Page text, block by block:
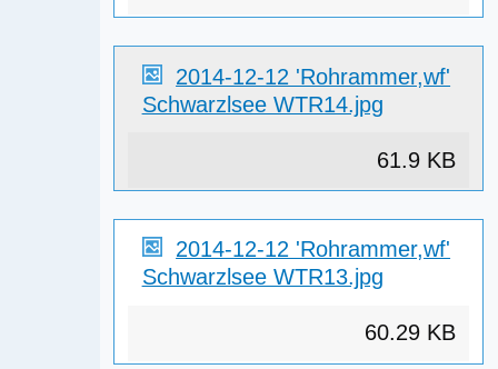
2014-12-12 'Rohrammer,wf'
Schwarzlsee WTR14.jpg
61.9 KB
2014-12-12 'Rohrammer,wf'
Schwarzlsee WTR13.jpg
60.29 KB